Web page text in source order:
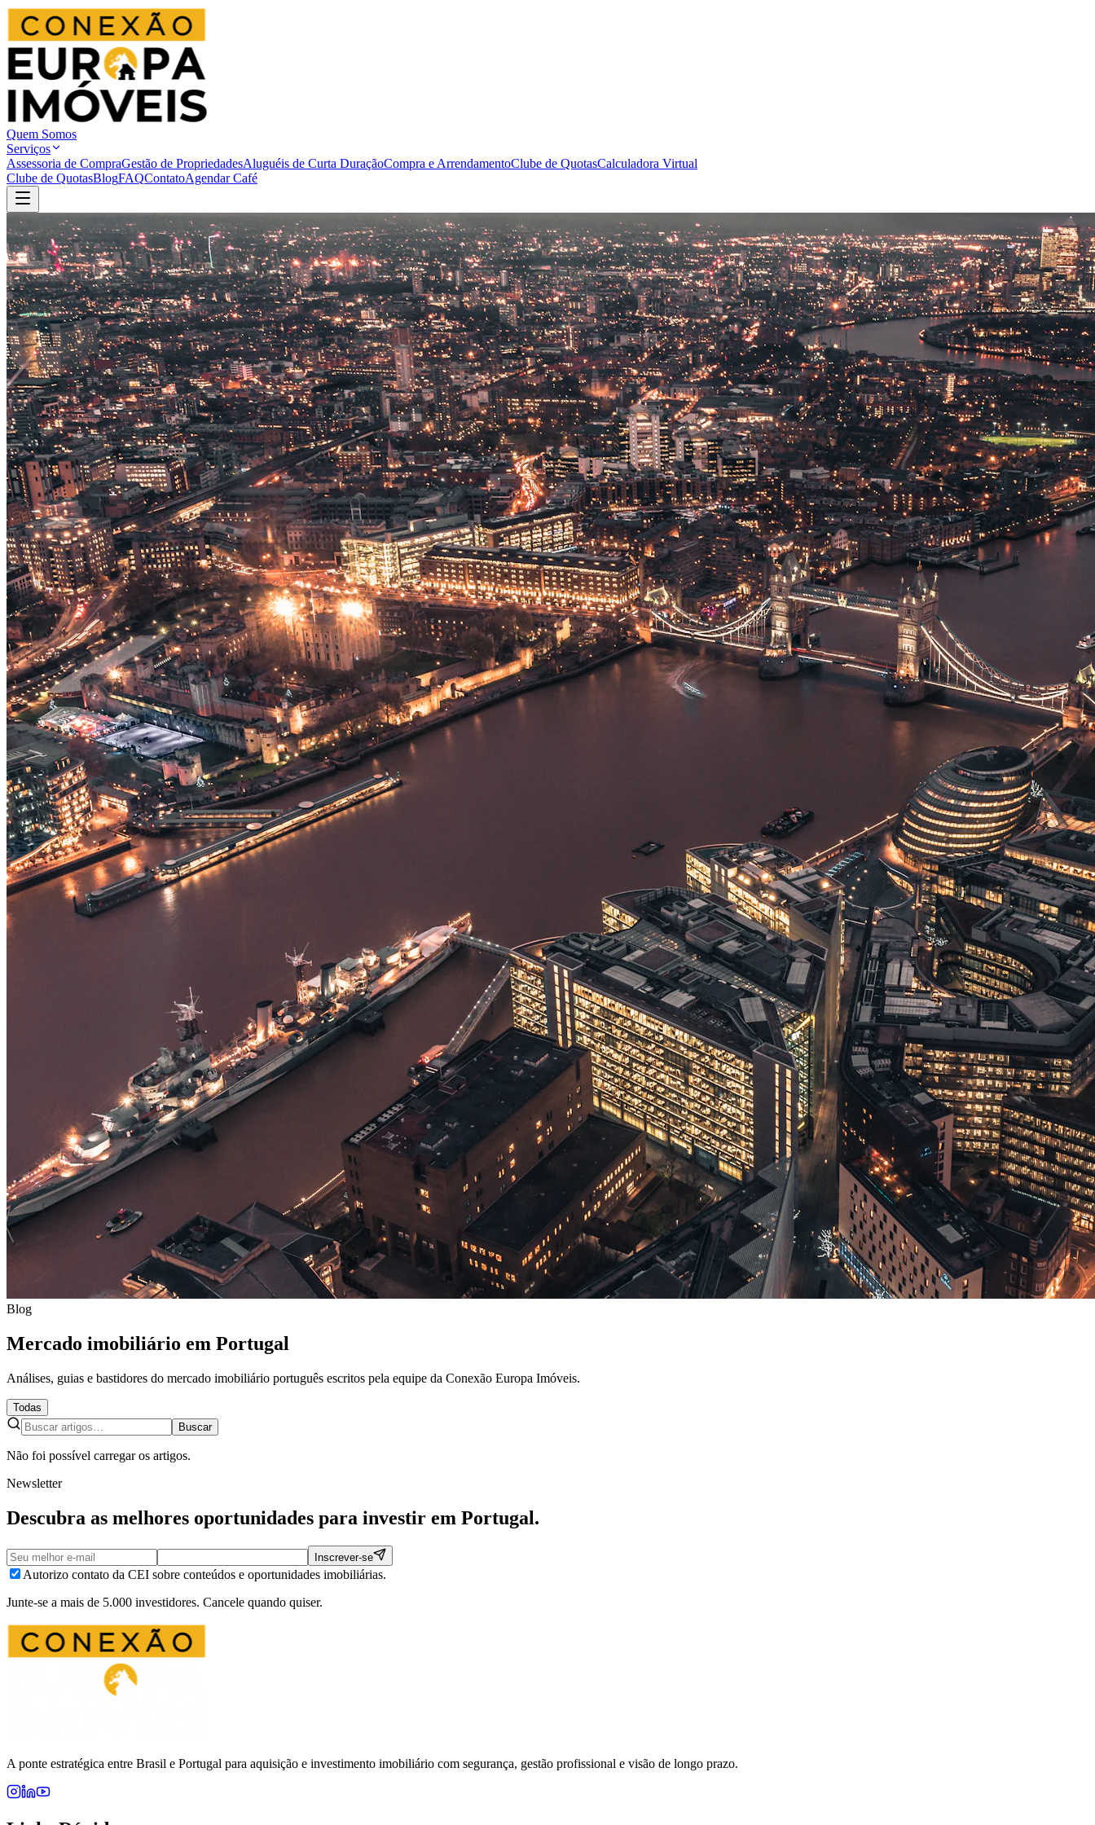
Quem Somos
Serviços
Assessoria de CompraGestão de PropriedadesAluguéis de Curta DuraçãoCompra e ArrendamentoClube de QuotasCalculadora Virtual
Clube de QuotasBlogFAQContatoAgendar Café
Blog
Mercado imobiliário em Portugal
Análises, guias e bastidores do mercado imobiliário português escritos pela equipe da Conexão Europa Imóveis.
Todas
Buscar
Não foi possível carregar os artigos.
Newsletter
Descubra as melhores oportunidades para investir em Portugal.
Inscrever-se
Autorizo contato da CEI sobre conteúdos e oportunidades imobiliárias.
Junte-se a mais de 5.000 investidores. Cancele quando quiser.
A ponte estratégica entre Brasil e Portugal para aquisição e investimento imobiliário com segurança, gestão profissional e visão de longo prazo.